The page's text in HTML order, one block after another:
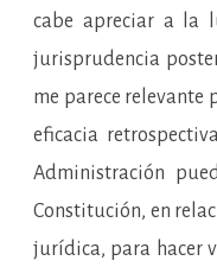
cabe apreciar a la
jurisprudencia
me parece relevante
eficacia
Administración
Constitución, en
jurídica, para hacer